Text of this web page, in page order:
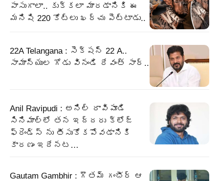
పాసుగాలా.. కుక్కలా మారడానికి ఈ
మనిషి 220 కోట్లు ఖర్చు పెట్టాడు..
22A Telangana : సెక్షన్ 22 A..
సామాన్యుల గోడు వినండి రేవంత్ సార్..
Anil Ravipudi : అనిల్ రావిపూడి
సినిమాల్లో తన ఇద్దరు క్లోజ్
ఫ్రెండ్స్ ను తీసుకోకపోవడానికి
కారణం ఇదేనట…
Gautam Gambhir : గౌతమ్ గంభీర్ ఆ